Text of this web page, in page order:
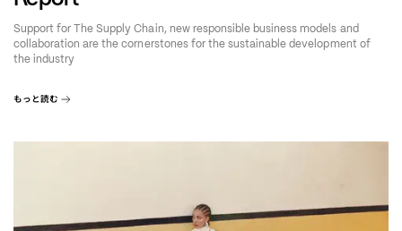
Support for The Supply Chain, new responsible business models and
collaboration are the cornerstones for the sustainable development of
the industry
もっと読む